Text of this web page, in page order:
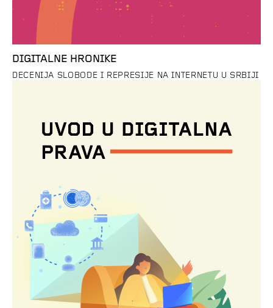
DIGITALNE HRONIKE
DECENIJA SLOBODE I REPRESIJE NA INTERNETU U SRBIJI